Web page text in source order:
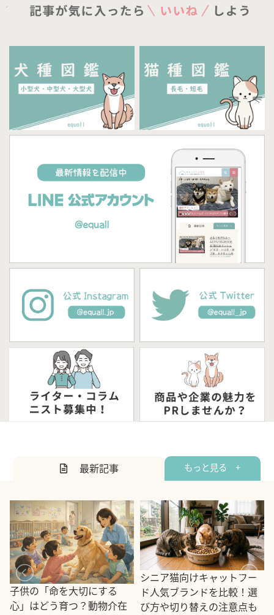
最新記事 もっと見る +
子供の「命を大切にする
心」はどう育つ？動物介在
シニア猫向けキャットフー
ド人気ブランドを比較！選
び方や切り替えの注意点も